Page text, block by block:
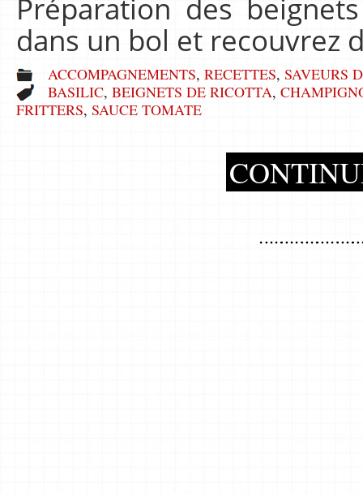
Préparation des
dans un bol et recouvrez
ACCOMPAGNEMENTS, RECETTES, SAVEURS
BASILIC, BEIGNETS DE RICOTTA,
FRITTERS, SAUCE TOMATE